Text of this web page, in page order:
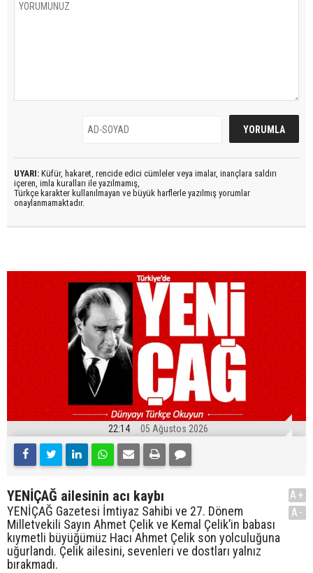
UYARI: Küfür, hakaret, rencide edici cümleler veya imalar, inançlara saldırı
içeren, imla kuralları ile yazılmamış,
Türkçe karakter kullanılmayan ve büyük harflerle yazılmış yorumlar
onaylanmamaktadır.
22:14 05 Ağustos 2026
YENİÇAĞ ailesinin acı kaybı
YENİÇAĞ Gazetesi İmtiyaz Sahibi ve 27. Dönem
Milletvekili Sayın Ahmet Çelik ve Kemal Çelik’in babası
kıymetli büyüğümüz Hacı Ahmet Çelik son yolculuğuna
uğurlandı. Çelik ailesini, sevenleri ve dostları yalnız
bırakmadı.
A+
A-